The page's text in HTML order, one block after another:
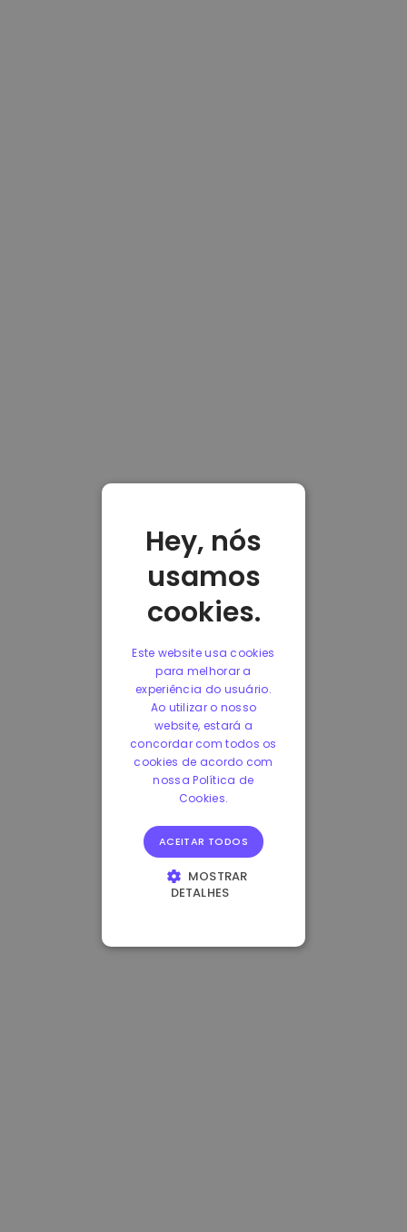
Hey, nós
usamos
cookies.
Este website usa cookies
para melhorar a
experiência do usuário.
Ao utilizar o nosso
website, estará a
concordar com todos os
cookies de acordo com
nossa Política de
Cookies.
ACEITAR TODOS
MOSTRAR
DETALHES